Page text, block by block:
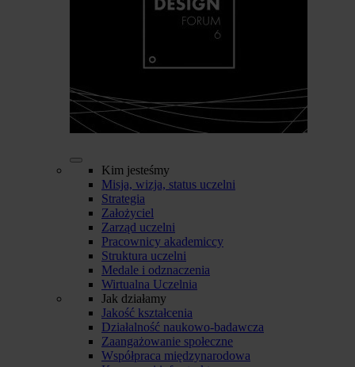
Kim jesteśmy
Misja, wizja, status uczelni
Strategia
Założyciel
Zarząd uczelni
Pracownicy akademiccy
Struktura uczelni
Medale i odznaczenia
Wirtualna Uczelnia
Jak działamy
Jakość kształcenia
Działalność naukowo-badawcza
Zaangażowanie społeczne
Współpraca międzynarodowa